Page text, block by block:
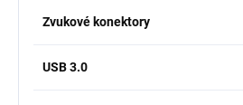
Zvukové konektory
USB 3.0